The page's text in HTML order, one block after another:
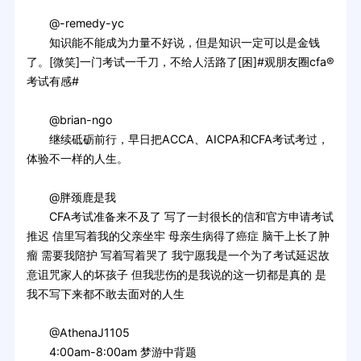
@-remedy-yc
知识能不能成为力量不好说，但是知识一定可以是金钱
了。[微笑]一门考试一千刀，不给人活路了[困]#观朋友圈cfa®
考试有感#
@brian-ngo
继续砥砺前行，早日把ACCA、AICPA和CFA考试考过，
体验不一样的人生。
@胖颈鹿是我
CFA考试准备来不及了 写了一封很长的信和官方申请考试
推迟 信里写着我的父亲坐牢 母亲生病得了癌症 脑干上长了肿
瘤 需要我陪护 写着写着哭了 我宁愿我是一个为了考试延迟故
意诅咒家人的坏孩子 但我悲伤的是我说的这一切都是真的 是
我不写下来都不敢去面对的人生
@AthenaJ1105
4:00am-8:00am 梦游中背题